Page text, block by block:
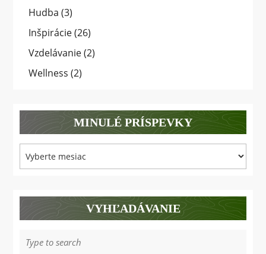
Hudba (3)
Inšpirácie(26)
Vzdelávanie(2)
Wellness (2)
MINULÉ PRÍSPEVKY
príspevky
VYHĽADÁVANIE
for: